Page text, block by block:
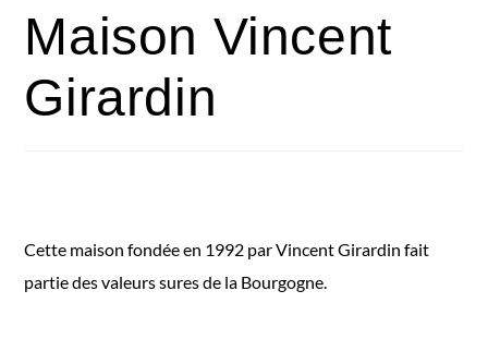
Maison Vincent
Girardin
Cette maison fondée en 1992 par Vincent Girardin fait
partie des valeurs sures de la Bourgogne.